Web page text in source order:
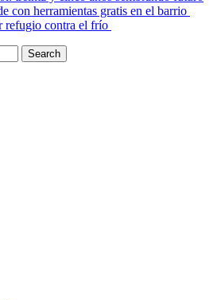
con herramientas gratis en el barrio
refugio contra el frío
Search